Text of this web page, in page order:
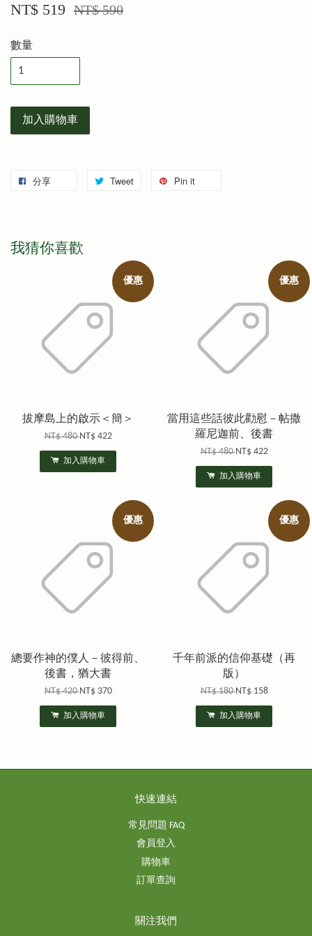
NT$ 519 NT$ 590
數量
加入購物車
分享 Tweet Pin it
我猜你喜歡
優惠
拔摩島上的啟示＜簡＞
NT$ 480NT$ 422
加入購物車
優惠
當用這些話彼此勸慰－帖撒
羅尼迦前、後書
NT$ 480NT$ 422
加入購物車
優惠
總要作神的僕人－彼得前、
後書，猶大書
NT$ 420NT$ 370
加入購物車
優惠
千年前派的信仰基礎（再
版）
NT$ 180NT$ 158
加入購物車
快速連結
常見問題 FAQ
會員登入
購物車
訂單查詢
關注我們